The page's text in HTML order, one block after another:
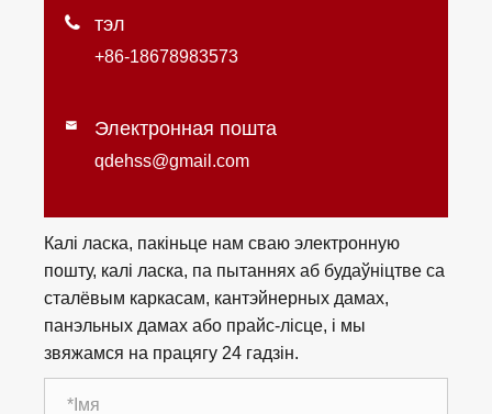
 тэл
+86-18678983573
 Электронная пошта
qdehss@gmail.com
Калі ласка, пакіньце нам сваю электронную
пошту, калі ласка, па пытаннях аб будаўніцтве са
сталёвым каркасам, кантэйнерных дамах,
панэльных дамах або прайс-лісце, і мы
звяжамся на працягу 24 гадзін.